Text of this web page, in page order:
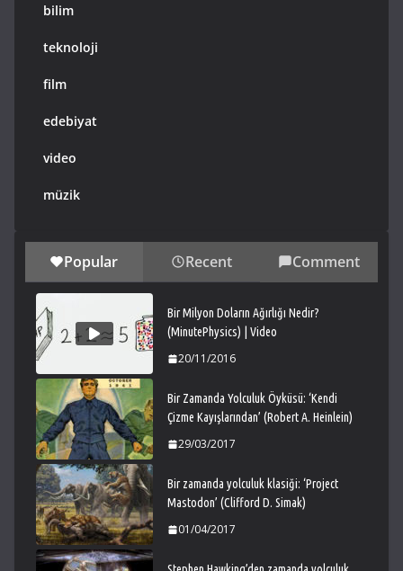
bilim
teknoloji
film
edebiyat
video
müzik
Popular Recent Comment
Bir Milyon Doların Ağırlığı Nedir?
(MinutePhysics) | Video
20/11/2016
Bir Zamanda Yolculuk Öyküsü: ‘Kendi
Çizme Kayışlarından’ (Robert A. Heinlein)
29/03/2017
Bir zamanda yolculuk klasiği: ‘Project
Mastodon’ (Clifford D. Simak)
01/04/2017